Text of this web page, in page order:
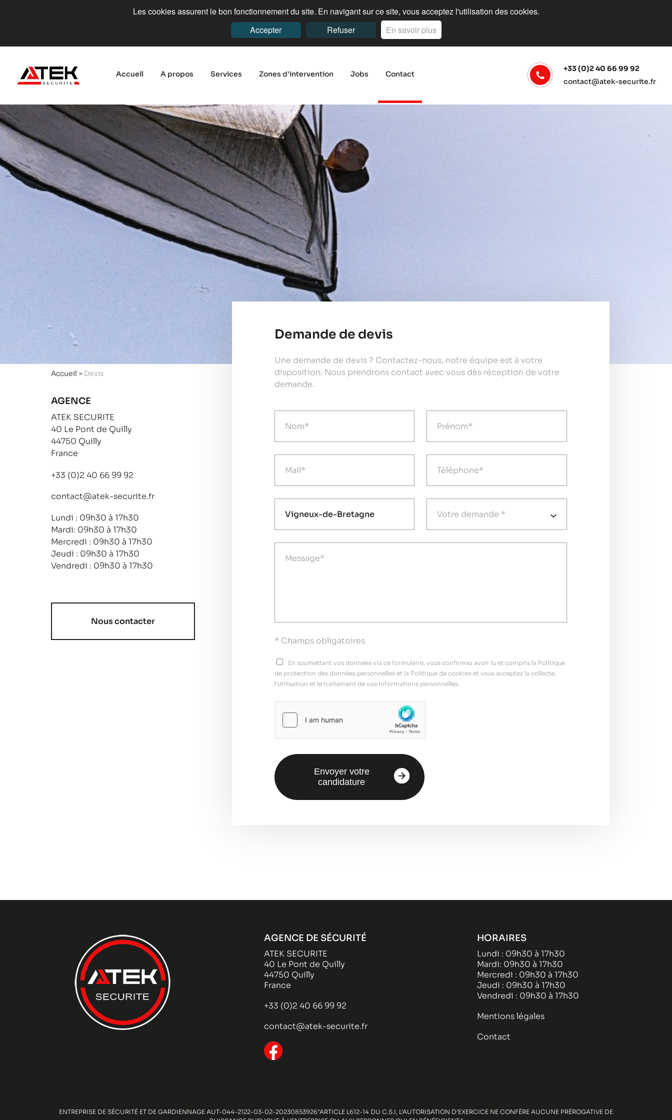
Les cookies assurent le bon fonctionnement du site. En navigant sur ce site, vous acceptez l'utilisation des cookies.
Accepter
Refuser En savoir plus
Accueil A propos Services Zones d'intervention Jobs Contact
+33 (0)2 40 66 99 92
contact@atek-securite.fr
Accueil > Devis
AGENCE
ATEK SECURITE
40 Le Pont de Quilly
44750 Quilly
France
+33 (0)2 40 66 99 92
contact@atek-securite.fr
Lundi : 09h30 à 17h30
Mardi: 09h30 à 17h30
Mercredi : 09h30 à 17h30
Jeudi : 09h30 à 17h30
Vendredi : 09h30 à 17h30
Nous contacter
Demande de devis
Une demande de devis ? Contactez-nous, notre équipe est à votre
disposition. Nous prendrons contact avec vous dès réception de votre
demande.
* Champs obligatoires
En soumettant vos données via ce formulaire, vous confirmez avoir lu et compris la Politique
de protection des données personnelles et la Politique de cookies et vous acceptez la collecte,
l’utilisation et le traitement de vos informations personnelles.
Envoyer votre
candidature
AGENCE DE SÉCURITÉ
ATEK SECURITE
40 Le Pont de Quilly
44750 Quilly
France
+33 (0)2 40 66 99 92
contact@atek-securite.fr
HORAIRES
Lundi : 09h30 à 17h30
Mardi: 09h30 à 17h30
Mercredi : 09h30 à 17h30
Jeudi : 09h30 à 17h30
Vendredi : 09h30 à 17h30
Mentions légales
Contact
ENTREPRISE DE SÉCURITÉ ET DE GARDIENNAGE AUT-044-2122-03-02-20230853926"ARTICLE L612-14 DU C.S.I, L’AUTORISATION D’EXERCICE NE CONFÈRE AUCUNE PRÉROGATIVE DE